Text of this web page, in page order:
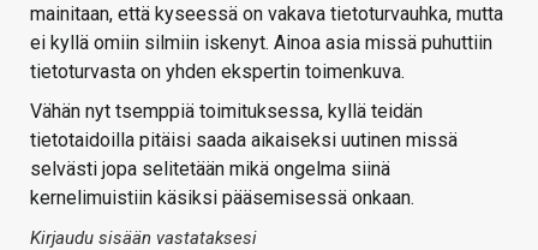
mainitaan, että kyseessä on vakava tietoturvauhka, mutta
ei kyllä omiin silmiin iskenyt. Ainoa asia missä puhuttiin
tietoturvasta on yhden ekspertin toimenkuva.
Vähän nyt tsemppiä toimituksessa, kyllä teidän
tietotaidoilla pitäisi saada aikaiseksi uutinen missä
selvästi jopa selitetään mikä ongelma siinä
kernelimuistiin käsiksi pääsemisessä onkaan.
Kirjaudu sisään vastataksesi